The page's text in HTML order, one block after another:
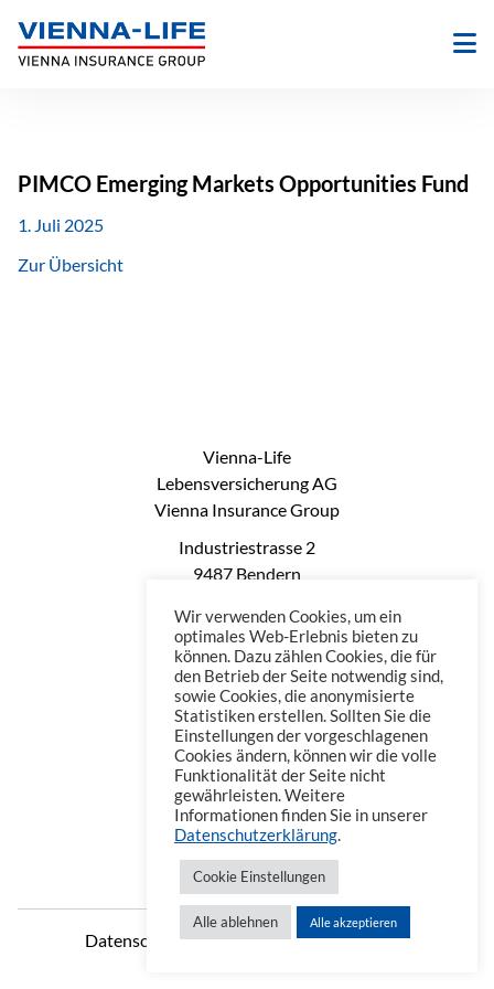
Inhalt
springen
PIMCO Emerging Markets Opportunities Fund
1. Juli 2025
Zur Übersicht
Vienna-Life
Lebensversicherung AG
Vienna Insurance Group
Industriestrasse 2
9487 Bendern
Phone: +423 235 0660
Telefax: +423 235 0669
Mail: office@vienna-life.li
Datenschutzerklärung Impressum
Wir verwenden Cookies, um ein
optimales Web-Erlebnis bieten zu
können. Dazu zählen Cookies, die für
den Betrieb der Seite notwendig sind,
sowie Cookies, die anonymisierte
Statistiken erstellen. Sollten Sie die
Einstellungen der vorgeschlagenen
Cookies ändern, können wir die volle
Funktionalität der Seite nicht
gewährleisten. Weitere
Informationen finden Sie in unserer
Datenschutzerklärung.
Cookie Einstellungen
Alle ablehnen Alle akzeptieren